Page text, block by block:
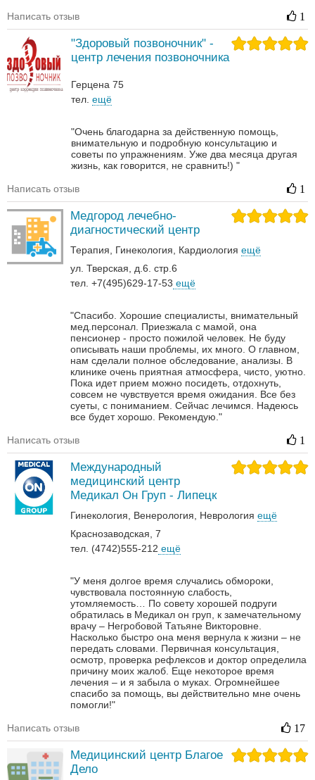
Написать отзыв 1
"Здоровый позвоночник" -
центр лечения позвоночника
Герцена 75
тел.ещё
"Очень благодарна за действенную помощь,
внимательную и подробную консультацию и
советы по упражнениям. Уже два месяца другая
жизнь, как говорится, не сравнить!) "
Написать отзыв 1
Медгород лечебно-
диагностический центр
Терапия Гинекология Кардиология ещё
ул. Тверская, д.6. стр.6
тел. +7(495)629-17-53 ещё
"Спасибо. Хорошие специалисты, внимательный
мед.персонал. Приезжала с мамой, она
пенсионер - просто пожилой человек. Не буду
описывать наши проблемы, их много. О главном,
нам сделали полное обследование, анализы. В
клинике очень приятная атмосфера, чисто, уютно.
Пока идет прием можно посидеть, отдохнуть,
совсем не чувствуется время ожидания. Все без
суеты, с пониманием. Сейчас лечимся. Надеюсь
все будет хорошо. Рекомендую."
Написать отзыв 1
Международный
медицинский центр
Медикал Он Груп - Липецк
Гинекология Венерология‎ Неврология‎ ещё
Краснозаводская, 7
тел. (4742)555-212 ещё
"У меня долгое время случались обмороки,
чувствовала постоянную слабость,
утомляемость… По совету хорошей подруги
обратилась в Медикал он груп, к замечательному
врачу – Негробовой Татьяне Викторовне.
Насколько быстро она меня вернула к жизни – не
передать словами. Первичная консультация,
осмотр, проверка рефлексов и доктор определила
причину моих жалоб. Еще некоторое время
лечения – и я забыла о муках. Огромнейшее
спасибо за помощь, вы действительно мне очень
помогли!"
Написать отзыв 17
Медицинский центр Благое
Дело